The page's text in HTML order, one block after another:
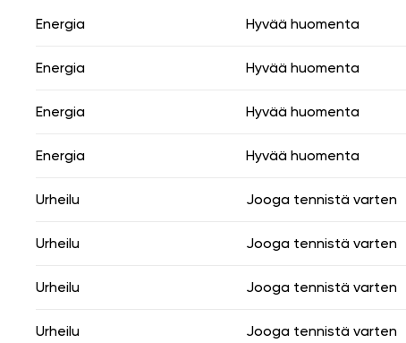
Energia Hyvää huomenta
Energia Hyvää huomenta
Energia Hyvää huomenta
Energia Hyvää huomenta
Urheilu Jooga tennistä varten
Urheilu Jooga tennistä varten
Urheilu Jooga tennistä varten
Urheilu Jooga tennistä varten